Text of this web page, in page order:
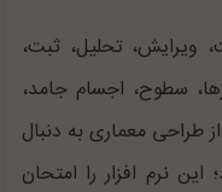
ویرایش، تحلیل، ثبت،
سطوح، اجسام جامد،
معماری به دنبال
نرم افزار را امتحان